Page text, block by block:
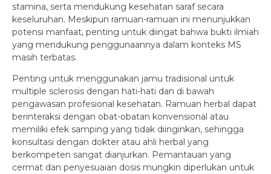
stamina, serta mendukung kesehatan saraf secara
keseluruhan. Meskipun ramuan-ramuan ini menunjukkan
potensi manfaat, penting untuk diingat bahwa bukti ilmiah
yang mendukung penggunaannya dalam konteks MS
masih terbatas.
Penting untuk menggunakan jamu tradisional untuk
multiple sclerosis dengan hati-hati dan di bawah
pengawasan profesional kesehatan. Ramuan herbal dapat
berinteraksi dengan obat-obatan konvensional atau
memiliki efek samping yang tidak diinginkan, sehingga
konsultasi dengan dokter atau ahli herbal yang
berkompeten sangat dianjurkan. Pemantauan yang
cermat dan penyesuaian dosis mungkin diperlukan untuk